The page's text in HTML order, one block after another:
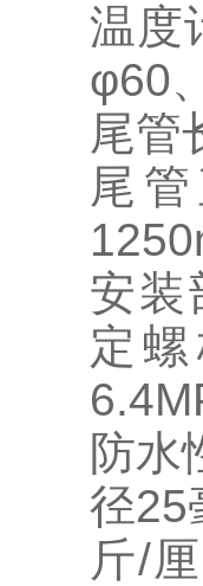
温度
φ60
尾管
尾
安装
定
防水
径25
斤/